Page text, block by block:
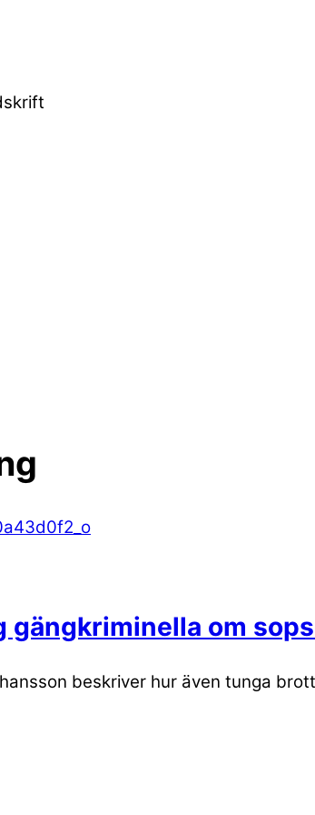
gängkriminella om
beskriver hur även tunga